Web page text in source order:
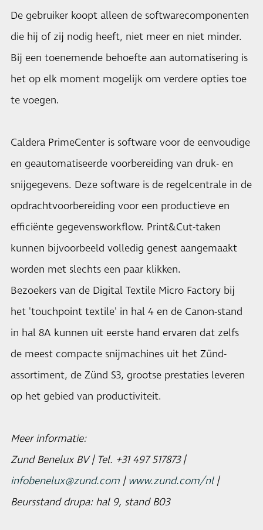
De gebruiker koopt alleen de softwarecomponenten
die hij of zij nodig heeft, niet meer en niet minder.
Bij een toenemende behoefte aan automatisering is
het op elk moment mogelijk om verdere opties toe
te voegen.
Caldera PrimeCenter is software voor de eenvoudige
en geautomatiseerde voorbereiding van druk- en
snijgegevens. Deze software is de regelcentrale in de
opdrachtvoorbereiding voor een productieve en
efficiënte gegevensworkflow. Print&Cut-taken
kunnen bijvoorbeeld volledig genest aangemaakt
worden met slechts een paar klikken.
Bezoekers van de Digital Textile Micro Factory bij
het 'touchpoint textile' in hal 4 en de Canon-stand
in hal 8A kunnen uit eerste hand ervaren dat zelfs
de meest compacte snijmachines uit het Zünd-
assortiment, de Zünd S3, grootse prestaties leveren
op het gebied van productiviteit.
Meer informatie:
Zund Benelux BV | Tel. +31 497 517873 |
infobenelux@zund.com | www.zund.com/nl|
Beursstand drupa: hal 9, stand B03